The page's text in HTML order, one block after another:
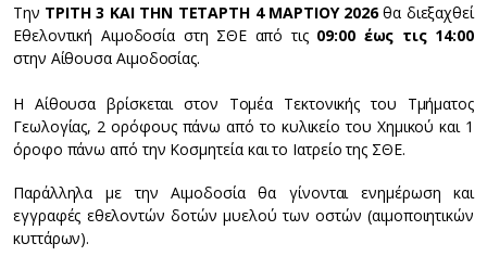
Την ΤΡΙΤΗ 3 ΚΑΙ ΤΗΝ ΤΕΤΑΡΤΗ 4 ΜΑΡΤΙΟΥ 2026θα διεξαχθεί
Εθελοντική Αιμοδοσία στη ΣΘΕ από τις 09:00 έως τις 14:00
στην Αίθουσα Αιμοδοσίας.
Η Αίθουσα βρίσκεται στον Τομέα Τεκτονικής του Τμήματος
Γεωλογίας, 2 ορόφους πάνω από το κυλικείο του Χημικού και 1
όροφο πάνω από την Κοσμητεία και το Ιατρείο της ΣΘΕ.
Παράλληλα με την Αιμοδοσία θα γίνονται ενημέρωση και
εγγραφές εθελοντών δοτών μυελού των οστών (αιμοποιητικών
κυττάρων).